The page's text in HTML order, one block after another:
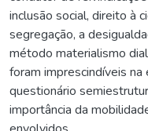
inclusão social, direito à
segregação, a
método materialismo
foram imprescindíveis na
questionário
importância da